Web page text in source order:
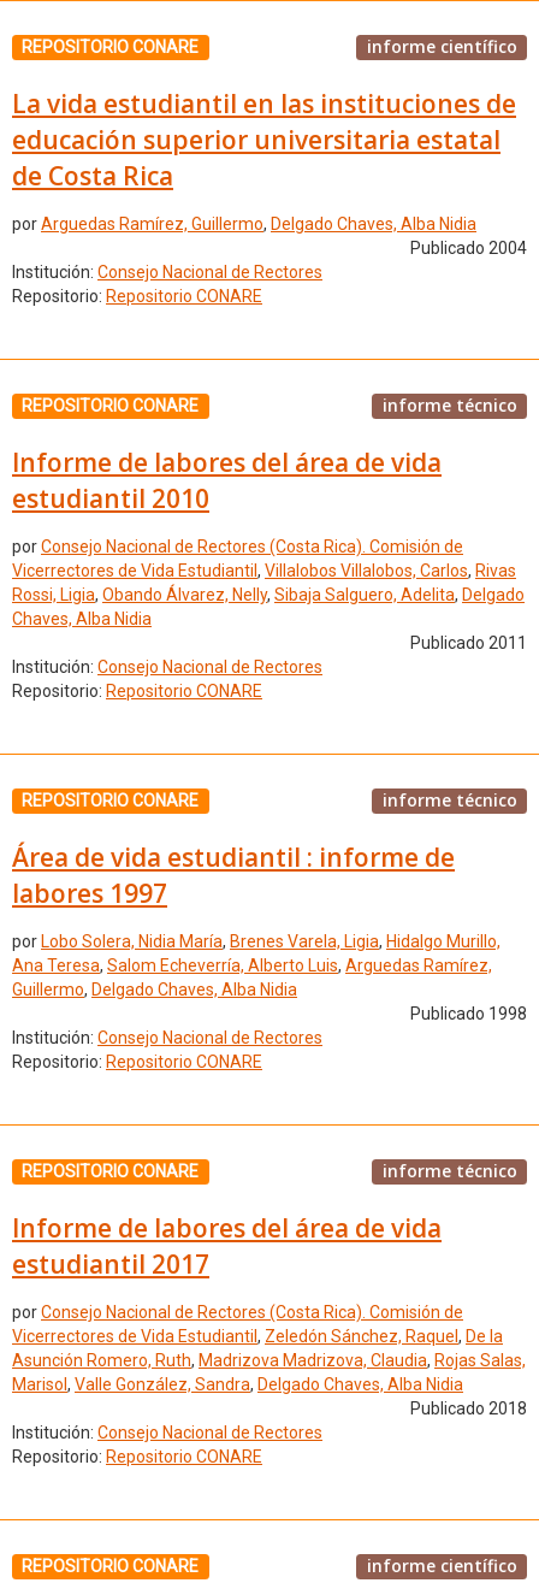
REPOSITORIO CONARE informe científico
La vida estudiantil en las instituciones de
educación superior universitaria estatal
de Costa Rica
porArguedas Ramírez, Guillermo, Delgado Chaves, Alba Nidia
Publicado 2004
Institución: Consejo Nacional de Rectores
Repositorio: Repositorio CONARE
REPOSITORIO CONARE informe técnico
Informe de labores del área de vida
estudiantil 2010
porConsejo Nacional de Rectores (Costa Rica). Comisión de
Vicerrectores de Vida Estudiantil , Villalobos Villalobos, Carlos, Rivas
Rossi, Ligia, Obando Álvarez, Nelly, Sibaja Salguero, Adelita, Delgado
Chaves, Alba Nidia
Publicado 2011
Institución: Consejo Nacional de Rectores
Repositorio: Repositorio CONARE
REPOSITORIO CONARE informe técnico
Área de vida estudiantil : informe de
labores 1997
por Lobo Solera, Nidia María, Brenes Varela, Ligia, Hidalgo Murillo,
Ana Teresa, Salom Echeverría, Alberto Luis, Arguedas Ramírez,
Guillermo, Delgado Chaves, Alba Nidia
Publicado 1998
Institución: Consejo Nacional de Rectores
Repositorio: Repositorio CONARE
REPOSITORIO CONARE informe técnico
Informe de labores del área de vida
estudiantil 2017
porConsejo Nacional de Rectores (Costa Rica). Comisión de
Vicerrectores de Vida Estudiantil , Zeledón Sánchez, Raquel , De la
Asunción Romero, Ruth, Madrizova Madrizova, Claudia, Rojas Salas,
Marisol , Valle González, Sandra, Delgado Chaves, Alba Nidia
Publicado 2018
Institución: Consejo Nacional de Rectores
Repositorio: Repositorio CONARE
REPOSITORIO CONARE informe científico